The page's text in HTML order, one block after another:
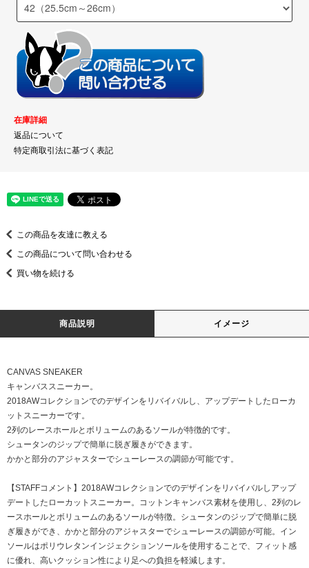
在庫詳細
返品について
特定商取引法に基づく表記
この商品を友達に教える
この商品について問い合わせる
買い物を続ける
商品説明 イメージ
CANVAS SNEAKER
キャンバススニーカー。
2018AWコレクションでのデザインをリバイバルし、アップデートしたローカ
ットスニーカーです。
2列のレースホールとボリュームのあるソールが特徴的です。
シュータンのジップで簡単に脱ぎ履きができます。
かかと部分のアジャスターでシューレースの調節が可能です。
【STAFFコメント】2018AWコレクションでのデザインをリバイバルしアップ
デートしたローカットスニーカー。コットンキャンバス素材を使用し、2列のレ
ースホールとボリュームのあるソールが特徴。シュータンのジップで簡単に脱
ぎ履きができ、かかと部分のアジャスターでシューレースの調節が可能。イン
ソールはポリウレタンインジェクションソールを使用することで、フィット感
に優れ、高いクッション性により足への負担を軽減します。